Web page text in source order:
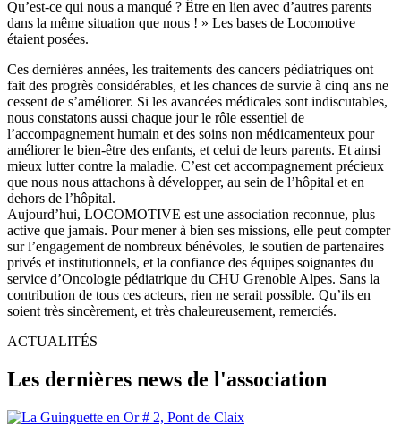
Qu’est-ce qui nous a manqué ? Être en lien avec d’autres parents
dans la même situation que nous ! » Les bases de Locomotive
étaient posées.
Ces dernières années, les traitements des cancers pédiatriques ont
fait des progrès considérables, et les chances de survie à cinq ans ne
cessent de s’améliorer. Si les avancées médicales sont indiscutables,
nous constatons aussi chaque jour le rôle essentiel de
l’accompagnement humain et des soins non médicamenteux pour
améliorer le bien-être des enfants, et celui de leurs parents. Et ainsi
mieux lutter contre la maladie. C’est cet accompagnement précieux
que nous nous attachons à développer, au sein de l’hôpital et en
dehors de l’hôpital.
Aujourd’hui, LOCOMOTIVE est une association reconnue, plus
active que jamais. Pour mener à bien ses missions, elle peut compter
sur l’engagement de nombreux bénévoles, le soutien de partenaires
privés et institutionnels, et la confiance des équipes soignantes du
service d’Oncologie pédiatrique du CHU Grenoble Alpes. Sans la
contribution de tous ces acteurs, rien ne serait possible. Qu’ils en
soient très sincèrement, et très chaleureusement, remerciés.
ACTUALITÉS
Les dernières news de l'association